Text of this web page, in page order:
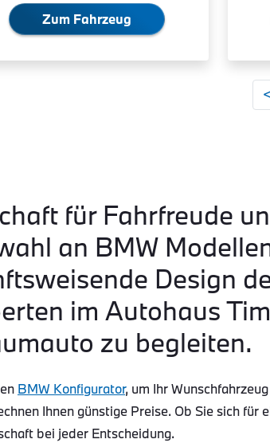
Zum Fahrzeug
<
für Fahrfreude
an BMW
Design
im Autohaus
zu begleiten.
BMW Konfigurator, um Ihr
Ihnen günstige Preise. Ob Sie sich
bei jeder Entscheidung.